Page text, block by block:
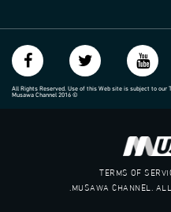
All Rights Reserved. Use of this Web site is subject to
©
2016
Musawa Channel
TERMS OF